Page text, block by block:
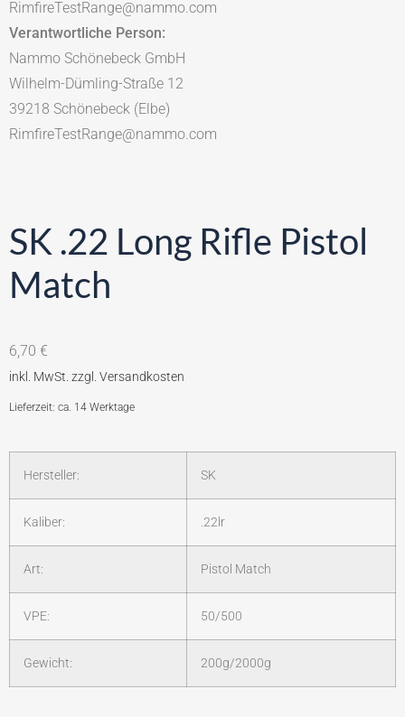
RimfireTestRange@nammo.com
Verantwortliche Person:
Nammo Schönebeck GmbH
Wilhelm-Dümling-Straße 12
39218 Schönebeck (Elbe)
RimfireTestRange@nammo.com
SK .22 Long Rifle Pistol
Match
6,70 €
Lieferzeit: ca. 14 Werktage
Hersteller: SK
Kaliber: .22lr
Art: Pistol Match
VPE: 50/500
Gewicht: 200g/2000g